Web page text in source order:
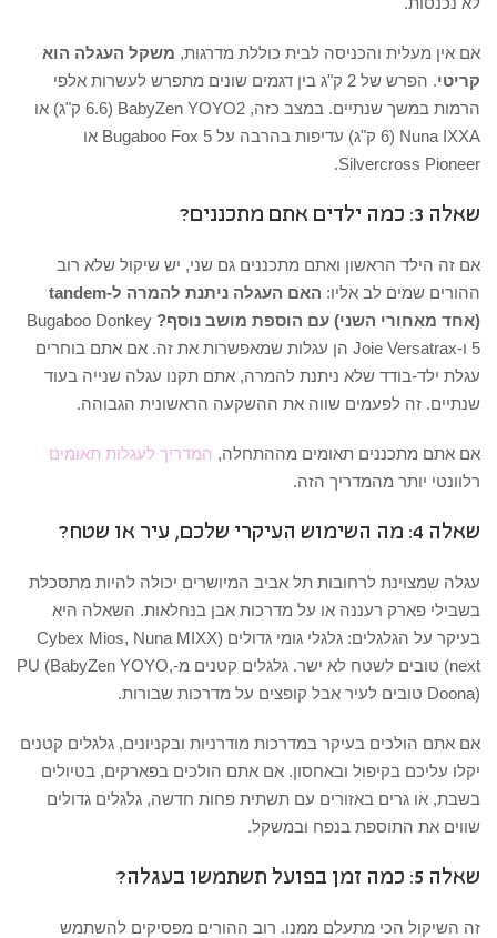
אם אין מעלית והכניסה לבית כוללת מדרגות, משקל העגלה הוא
קריטי
. הפרש של 2 ק"ג בין דגמים שונים מתפרש לעשרות אלפי
הרמות במשך שנתיים. במצב כזה, BabyZen YOYO2 (6.6 ק"ג) או
Nuna IXXA (6 ק"ג) עדיפות בהרבה על Bugaboo Fox 5 או
Silvercross Pioneer.
שאלה 3: כמה ילדים אתם מתכננים?
אם זה הילד הראשון ואתם מתכננים גם שני, יש שיקול שלא רוב
ההורים שמים לב אליו:
האם העגלה ניתנת להמרה ל-tandem
(אחד מאחורי השני) עם הוספת מושב נוסף? Bugaboo Donkey
5 ו-Joie Versatrax הן עגלות שמאפשרות את זה. אם אתם בוחרים
עגלת ילד-בודד שלא ניתנת להמרה, אתם תקנו עגלה שנייה בעוד
שנתיים. זה לפעמים שווה את ההשקעה הראשונית הגבוהה.
אם אתם מתכננים תאומים מההתחלה, המדריך לעגלות תאומים
רלוונטי יותר מהמדריך הזה.
שאלה 4: מה השימוש העיקרי שלכם, עיר או שטח?
עגלה שמצוינת לרחובות תל אביב המיושרים יכולה להיות מתסכלת
בשבילי פארק רעננה או על מדרכות אבן בנחלאות. השאלה היא
בעיקר על הגלגלים: גלגלי גומי גדולים (Cybex Mios, Nuna MIXX
next) טובים לשטח לא ישר. גלגלים קטנים מ-PU (BabyZen YOYO,
Doona) טובים לעיר אבל קופצים על מדרכות שבורות.
אם אתם הולכים בעיקר במדרכות מודרניות ובקניונים, גלגלים קטנים
יקלו עליכם בקיפול ובאחסון. אם אתם הולכים בפארקים, בטיולים
בשבת, או גרים באזורים עם תשתית פחות חדשה, גלגלים גדולים
שווים את התוספת בנפח ובמשקל.
שאלה 5: כמה זמן בפועל תשתמשו בעגלה?
זה השיקול הכי מתעלם ממנו. רוב ההורים מפסיקים להשתמש